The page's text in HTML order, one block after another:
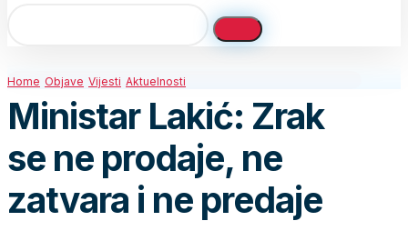
Home Objave Vijesti Aktuelnosti
Ministar Lakić: Zrak
se ne prodaje, ne
zatvara i ne predaje